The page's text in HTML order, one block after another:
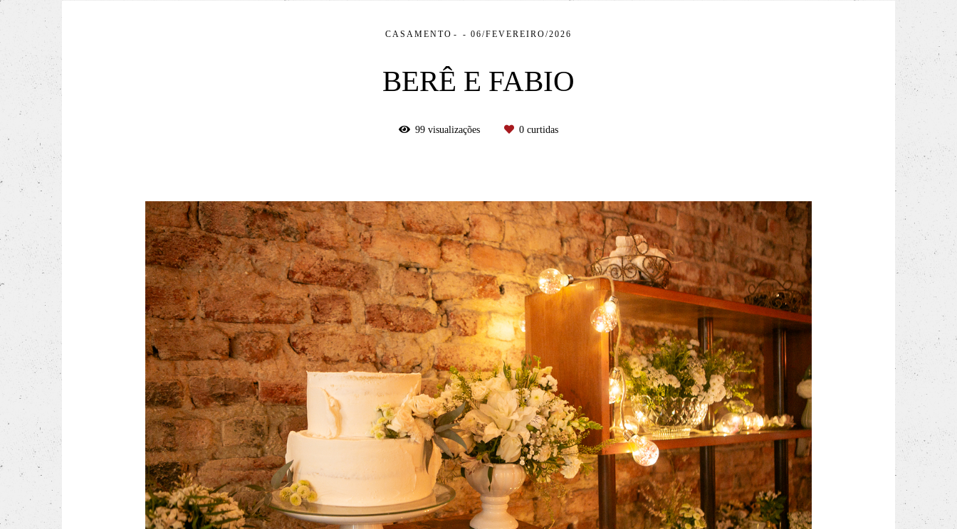
CASAMENTO 06/FEVEREIRO/2026
BERÊ E FABIO
99 visualizações 0 curtidas